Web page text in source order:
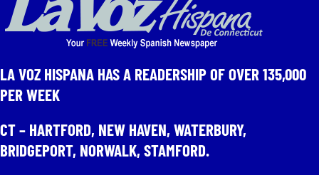
LA VOZ HISPANA HAS A READERSHIP OF OVER 135,000
PER WEEK​
CT – HARTFORD, NEW HAVEN, WATERBURY,
BRIDGEPORT, NORWALK, STAMFORD.